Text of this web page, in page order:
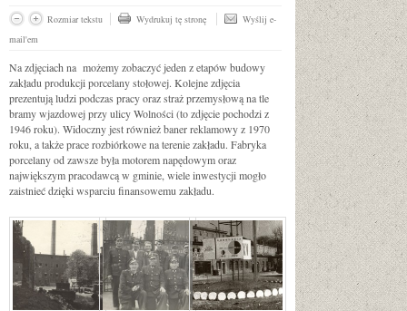
Rozmiar tekstu Wydrukuj tę stronę
Wyślij e-
mail'em
Na zdjęciach na możemy zobaczyć jeden z etapów budowy
zakładu produkcji porcelany stołowej. Kolejne zdjęcia
prezentują ludzi podczas pracy oraz straż przemysłową na tle
bramy wjazdowej przy ulicy Wolności (to zdjęcie pochodzi z
1946 roku). Widoczny jest również baner reklamowy z 1970
roku, a także prace rozbiórkowe na terenie zakładu. Fabryka
porcelany od zawsze była motorem napędowym oraz
największym pracodawcą w gminie, wiele inwestycji mogło
zaistnieć dzięki wsparciu finansowemu zakładu.